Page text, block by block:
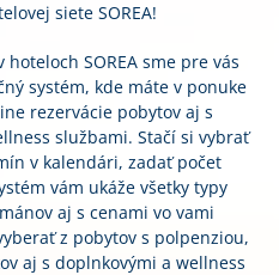
siete SOREA!
SOREA sme pre vás
systém, kde máte v ponuke
rezervácie pobytov aj s
službami. Stačí si vybrať
v kalendári, zadať počet
vám ukáže všetky typy
aj s cenami vo vami
z pobytov s polpenziou,
aj s doplnkovými a wellness